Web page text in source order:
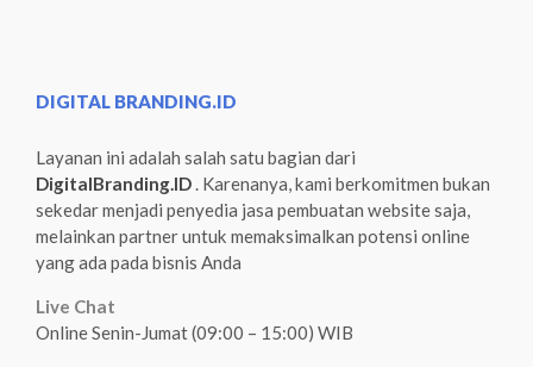
DIGITAL BRANDING.ID
Layanan ini adalah salah satu bagian dari
DigitalBranding.ID. Karenanya, kami berkomitmen bukan
sekedar menjadi penyedia jasa pembuatan website saja,
melainkan partner untuk memaksimalkan potensi online
yang ada pada bisnis Anda
Live Chat
Online Senin-Jumat (09:00 – 15:00) WIB